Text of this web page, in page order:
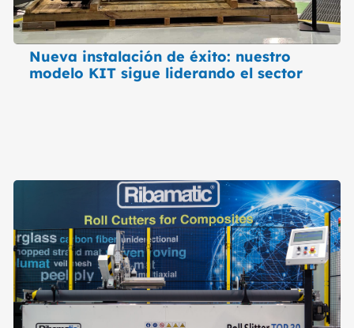
Nueva instalación de éxito: nuestro
modelo KIT sigue liderando el sector